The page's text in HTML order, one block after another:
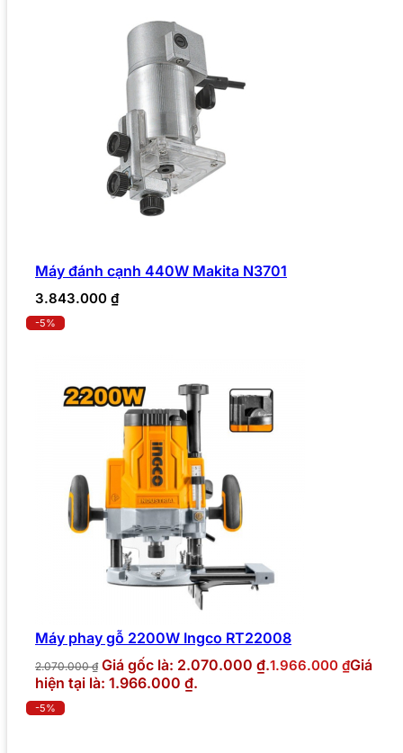
Máy đánh cạnh 440W Makita N3701
3.843.000 ₫
-5%
Máy phay gỗ 2200W Ingco RT22008
2.070.000₫ Giá gốc là: 2.070.000 ₫.1.966.000 ₫Giá
hiện tại là: 1.966.000 ₫.
-5%